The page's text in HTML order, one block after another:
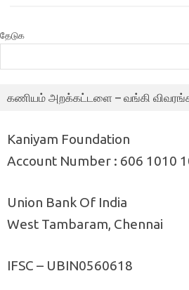
தேடுக
கணியம் அறக்கட்டளை – வங்கி
Kaniyam Foundation
Account Number : 606 1010
Union Bank Of India
West Tambaram, Chennai
IFSC – UBIN0560618